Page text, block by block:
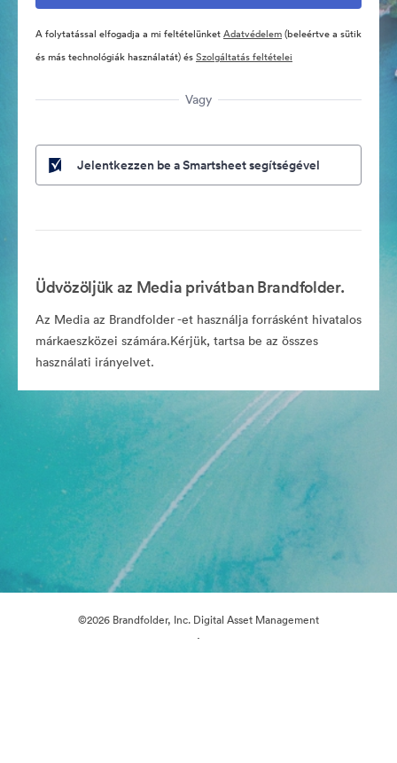
A folytatással elfogadja a mi feltételünketAdatvédelem(beleértve a sütik
és más technológiák használatát) ésSzolgáltatás feltételei
Vagy
Jelentkezzen be a Smartsheet segítségével
Üdvözöljük az Media privátban Brandfolder.
Az Media az Brandfolder -et használja forrásként hivatalos
márkaeszközei számára.Kérjük, tartsa be az összes
használati irányelvet.
©2026 Brandfolder, Inc. Digital Asset Management
·